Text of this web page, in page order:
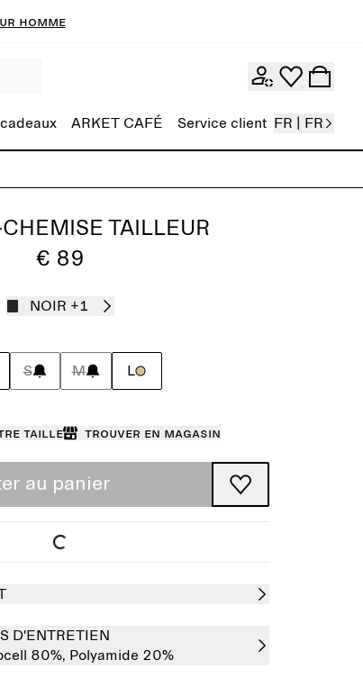
homme
ARKET CAFÉ Service client FR | FR
TAILLEUR
€ 89
NOIR +1
S M L
taille Trouver en magasin
au panier
D'ENTRETIEN
80%, Polyamide 20%